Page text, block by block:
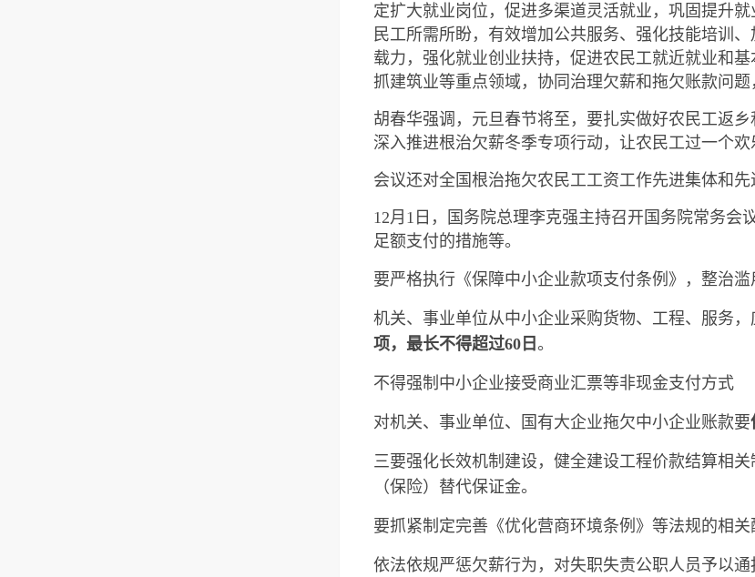
定扩大就业岗位，促进多渠道灵活就业，巩固提升
民工所需所盼，有效增加公共服务、强化技能培训
载力，强化就业创业扶持，促进农民工就近就业和
抓建筑业等重点领域，协同治理欠薪和拖欠账款问
胡春华强调，元旦春节将至，要扎实做好农民工返
深入推进根治欠薪冬季专项行动，让农民工过一个欢
会议还对全国根治拖欠农民工工资工作先进集体和先
12月1日，国务院总理李克强主持召开国务院常务
足额支付的措施等。
要严格执行《保障中小企业款项支付条例》，整治滥
机关、事业单位从中小企业采购货物、工程、服务，
项，最长不得超过60日 。
不得强制中小企业接受商业汇票等非现金支付方式
对机关、事业单位、国有大企业拖欠中小企业账款要
三要强化长效机制建设，健全建设工程价款结算相
（保险）替代保证金。
要抓紧制定完善《优化营商环境条例》等法规的相
依法依规严惩欠薪行为，对失职失责公职人员予以通